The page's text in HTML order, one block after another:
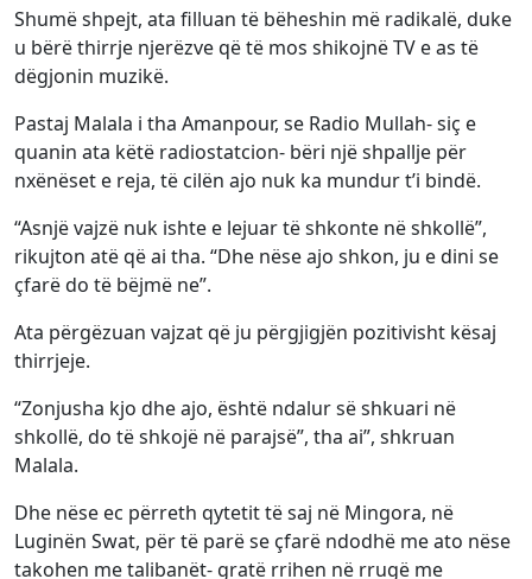
Shumë shpejt, ata filluan të bëheshin më radikalë, duke
u bërë thirrje njerëzve që të mos shikojnë TV e as të
dëgjonin muzikë.
Pastaj Malala i tha Amanpour, se Radio Mullah- siç e
quanin ata këtë radiostatcion- bëri një shpallje për
nxënëset e reja, të cilën ajo nuk ka mundur t’i bindë.
“Asnjë vajzë nuk ishte e lejuar të shkonte në shkollë”,
rikujton atë që ai tha. “Dhe nëse ajo shkon, ju e dini se
çfarë do të bëjmë ne”.
Ata përgëzuan vajzat që ju përgjigjën pozitivisht kësaj
thirrjeje.
“Zonjusha kjo dhe ajo, është ndalur së shkuari në
shkollë, do të shkojë në parajsë”, tha ai”, shkruan
Malala.
Dhe nëse ec përreth qytetit të saj në Mingora, në
Luginën Swat, për të parë se çfarë ndodhë me ato nëse
takohen me talibanët- gratë rrihen në rrugë me